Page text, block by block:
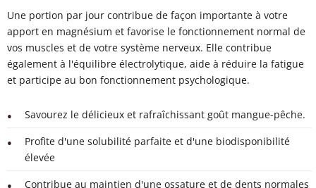
Une portion par jour contribue de façon importante à votre
apport en magnésium et favorise le fonctionnement normal de
vos muscles et de votre système nerveux. Elle contribue
également à l'équilibre électrolytique, aide à réduire la fatigue
et participe au bon fonctionnement psychologique.
Savourez le délicieux et rafraîchissant goût mangue-pêche.
Profite d'une solubilité parfaite et d'une biodisponibilité
élevée
Contribue au maintien d'une ossature et de dents normales